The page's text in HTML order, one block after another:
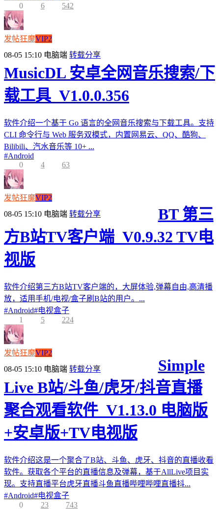
0
6 542
发帖狂魔VIP2
08-05 15:10 电脑端 转载分享
MusicDL 安卓全网音乐搜索/下
载工具_V1.0.0.356
软件介绍一个基于 Go 语言的全网音乐搜索与下载工具。支持
CLI 命令行与 Web 服务双模式，内置网易云、QQ、酷狗、
Bilibili、汽水音乐等 10+ ...
#Android
0
4 63
发帖狂魔VIP2
08-05 15:10 电脑端 转载分享
BT 第三
方B站TV客户端_V0.9.32 TV电
视版
软件介绍第三方B站TV客户端的，大屏体验,弹幕自由,高清播
放，适用手机/电视/盒子刷B站的用户。...
#Android#电视盒子
1
5 224
发帖狂魔VIP2
08-05 15:10 电脑端 转载分享
Simple
Live B站/斗鱼/虎牙/抖音直播
聚合观看软件_V1.13.0 电脑版
+安卓版+TV电视版
软件介绍这是一个聚合了B站、斗鱼、虎牙、抖音的直播收看
软件。获取各个平台的直播信息及弹幕，基于AllLive项目实
现。支持直播平台虎牙直播斗鱼直播哔哩哔哩直播抖...
#Android#电视盒子
0
23 743